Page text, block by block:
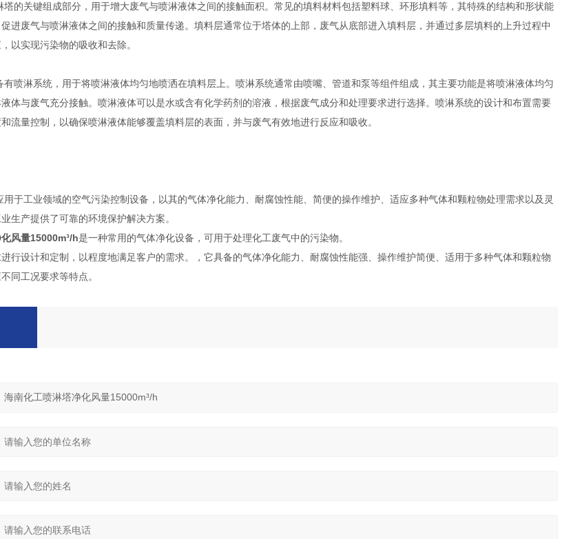
关键组成部分，用于增大废气与喷淋液体之间的接触面积。常见的填料材料包括塑料球、环形填料等，其特殊的结构和形状能
进废气与喷淋液体之间的接触和质量传递。填料层通常位于塔体的上部，废气从底部进入填料层，并通过多层填料的上升过程中
以实现污染物的吸收和去除。
淋系统，用于将喷淋液体均匀地喷洒在填料层上。喷淋系统通常由喷嘴、管道和泵等组件组成，其主要功能是将喷淋液体均匀
体与废气充分接触。喷淋液体可以是水或含有化学药剂的溶液，根据废气成分和处理要求进行选择。喷淋系统的设计和布置需要
流量控制，以确保喷淋液体能够覆盖填料层的表面，并与废气有效地进行反应和吸收。
工业领域的空气污染控制设备，以其的气体净化能力、耐腐蚀性能、简便的操作维护、适应多种气体和颗粒物处理需求以及灵
生产提供了可靠的环境保护解决方案。
风量15000m³/h是一种常用的气体净化设备，可用于处理化工废气中的污染物。
行设计和定制，以程度地满足客户的需求。，它具备的气体净化能力、耐腐蚀性能强、操作维护简便、适用于多种气体和颗粒物
同工况要求等特点。